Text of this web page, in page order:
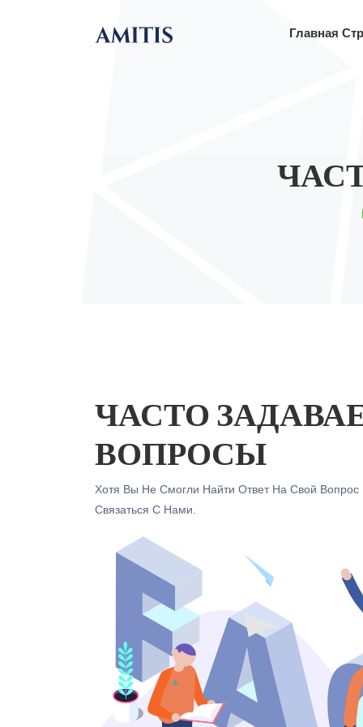
Главная
ЧАСТО
ВОПРОСЫ
Хотя Вы Не Смогли Найти Ответ На Свой
Связаться С Нами.